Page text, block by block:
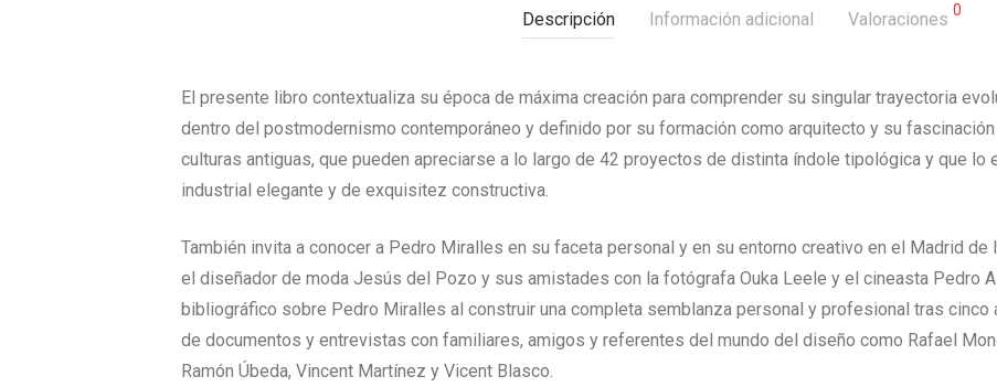
Descripción Información adicional Valoraciones 0
El presente libro contextualiza su época de máxima creación para comprender su singular trayectoria
dentro del postmodernismo contemporáneo y definido por su formación como arquitecto y su
culturas antiguas, que pueden apreciarse a lo largo de 42 proyectos de distinta índole tipológica y que lo
industrial elegante y de exquisitez constructiva.
También invita a conocer a Pedro Miralles en su faceta personal y en su entorno creativo en el Madrid de
el diseñador de moda Jesús del Pozo y sus amistades con la fotógrafa Ouka Leele y el cineasta Pedro
bibliográfico sobre Pedro Miralles al construir una completa semblanza personal y profesional tras cinco
de documentos y entrevistas con familiares, amigos y referentes del mundo del diseño como Rafael
Ramón Úbeda, Vincent Martínez y Vicent Blasco.